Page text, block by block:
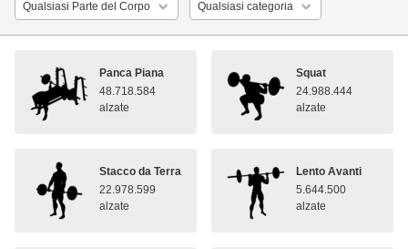
Panca Piana
48.718.584
alzate
Squat
24.988.444
alzate
Stacco da Terra
22.978.599
alzate
Lento Avanti
5.644.500
alzate